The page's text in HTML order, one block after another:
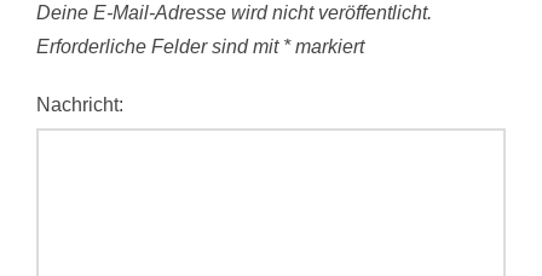
Deine E-Mail-Adresse wird nicht veröffentlicht.
Erforderliche Felder sind mit *markiert
Nachricht: